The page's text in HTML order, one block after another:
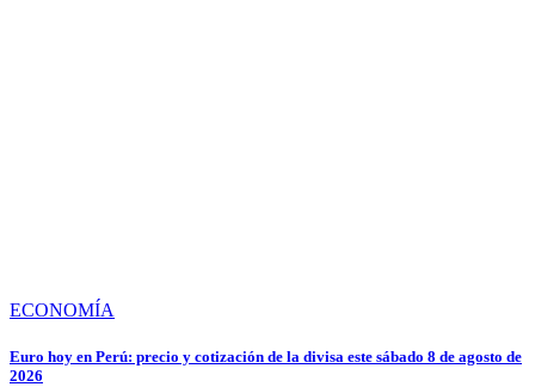
ECONOMÍA
Euro hoy en Perú: precio y cotización de la divisa este sábado 8 de agosto de
2026